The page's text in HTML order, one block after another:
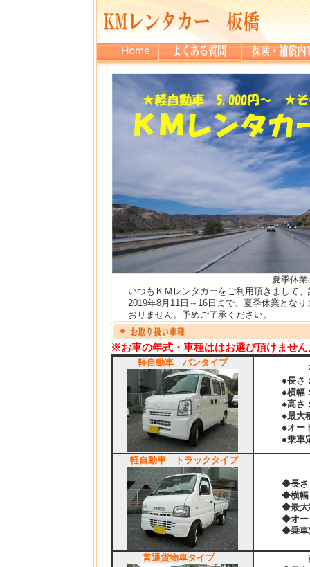
夏季休業のご
いつもＫＭレンタカーをご利用頂きまして
2019年8月11日～16日まで、夏季休業とな
おりません。予めご了承ください。
※お車の年式・車種ははお選び頂けません
軽自動車 バンタイプ
荷室の
◆長さ：
◆横幅：
◆高さ：
◆最大積
◆オー
◆乗車
軽自動車 トラックタイプ
◆長さ：
◆横幅：
◆最大積
◆オー
◆乗車
普通貨物車タイプ
荷室の